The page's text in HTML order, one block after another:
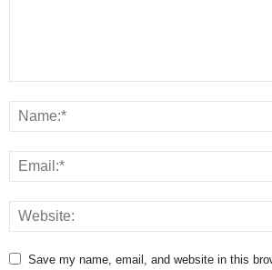
Save my name, email, and website in this